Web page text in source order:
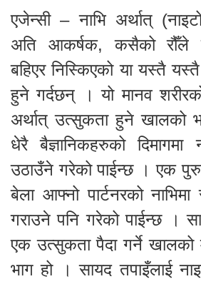
एजेन्सी – नाभि अर्थात्
अति आकर्षक, कसैको रौँले
बहिएर निस्किएको या यस्तै
हुने गर्दछन् । यो मानव
अर्थात् उत्सुकता हुने खालको
धेरै बैज्ञानिकहरुको
उठाउँने गरेको पाईन्छ । एक
बेला आफ्नो पार्टनरको नाभिमा
गराउने पनि गरेको पाईन्छ ।
एक उत्सुकता पैदा गर्ने खालको
भाग हो । सायद तपाइँलाई